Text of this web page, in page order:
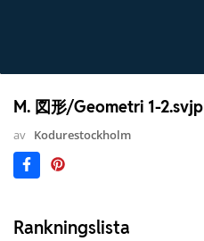
M. 図形/Geometri 1-2.svjp
av Kodurestockholm
Rankningslista